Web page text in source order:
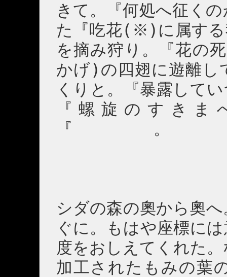
きて。『何処へ征く
た『吃花(※)に属する
を摘み狩り。『花の
かげ)の四翅に遊離し
くりと。『暴露して
『螺旋のすきま
『 。
シダの森の奧から奧
ぐに。もはや座標に
度をおしえてくれた
加工されたもみの葉